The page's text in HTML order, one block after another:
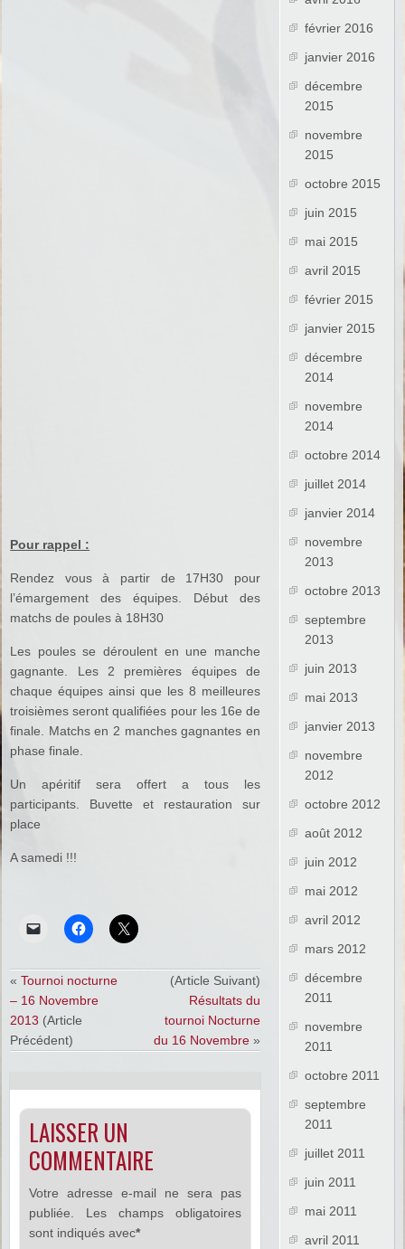
Pour rappel :
Rendez vous à partir de 17H30 pour
l’émargement des équipes. Début des
matchs de poules à 18H30
Les poules se déroulent en une manche
gagnante. Les 2 premières équipes de
chaque équipes ainsi que les 8 meilleures
troisièmes seront qualifiées pour les 16e de
finale. Matchs en 2 manches gagnantes en
phase finale.
Un apéritif sera offert a tous les
participants. Buvette et restauration sur
place
A samedi !!!
«Tournoi nocturne
– 16 Novembre
2013 (Article
Précédent)
(Article Suivant)
Résultats du
tournoi Nocturne
du 16 Novembre»
LAISSER UN
COMMENTAIRE
Votre adresse e-mail ne sera pas
publiée.
Les champs obligatoires
sont indiqués avec*
février 2016
janvier 2016
décembre
2015
novembre
2015
octobre 2015
juin 2015
mai 2015
avril 2015
février 2015
janvier 2015
décembre
2014
novembre
2014
octobre 2014
juillet 2014
janvier 2014
novembre
2013
octobre 2013
septembre
2013
juin 2013
mai 2013
janvier 2013
novembre
2012
octobre 2012
août 2012
juin 2012
mai 2012
avril 2012
mars 2012
décembre
2011
novembre
2011
octobre 2011
septembre
2011
juillet 2011
juin 2011
mai 2011
avril 2011